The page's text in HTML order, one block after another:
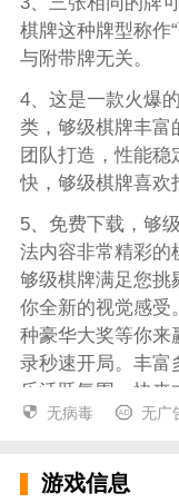
棋牌这种牌型称作
与附带牌无关。
4、这是一款火爆
类，够级棋牌丰富
团队打造，性能
快，够级棋牌喜欢
5、免费下载，够
法内容非常精彩的
够级棋牌满足您挑
你全新的视觉感受
种豪华大奖等你来
录秒速开局。丰富
乐活跃氛围。快
件特色
级你的账号，够
无病毒 无广
游戏信息